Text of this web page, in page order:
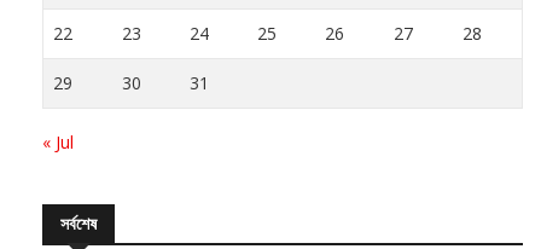
22 23 24 25 26 27 28
29 30 31
« Jul
সর্বশেষ